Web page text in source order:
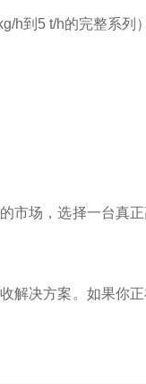
h到5 t/h的完整系列）
市场，选择一台真
解决方案。如果你